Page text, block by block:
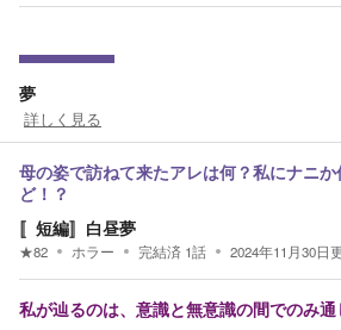
夢
詳しく見る
母の姿で訪ねて来たアレは何？私にナニ
ど！？
〚短編〛白昼夢
★82 ホラー 完結済 1話 2024年11月30日
私が辿るのは、意識と無意識の間でのみ通